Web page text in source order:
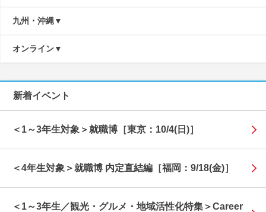
九州・沖縄
オンライン
新着イベント
＜1～3年生対象＞就職博［東京：10/4(日)］
＜4年生対象＞就職博 内定直結編［福岡：9/18(金)］
＜1～3年生／観光・グルメ・地域活性化特集＞Career